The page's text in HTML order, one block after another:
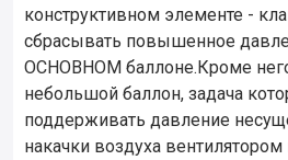
конструктивном элементе -
сбрасывать повышенное
ОСНОВНОМ баллоне.Кроме
небольшой баллон, задача
поддерживать давление
накачки воздуха вентилятором